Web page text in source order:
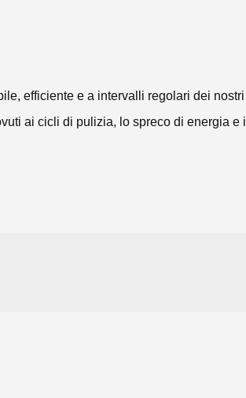
efficiente e a intervalli regolari dei nostri
ai cicli di pulizia, lo spreco di energia e i